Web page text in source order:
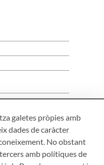
galetes pròpies amb
dades de caràcter
No obstant
amb polítiques de